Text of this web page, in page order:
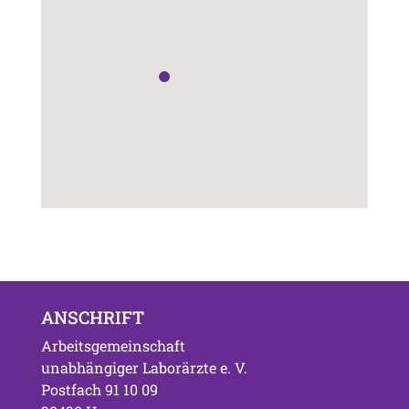
ANSCHRIFT
Arbeitsgemeinschaft
unabhängiger Laborärzte e. V.
Postfach 91 10 09